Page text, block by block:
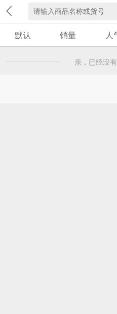
默认 销量 人
亲，已经没